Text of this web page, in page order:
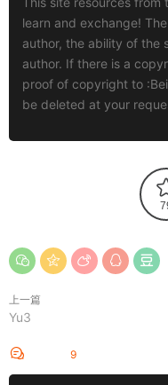
learn and exchange!
author, the ability of the
author. If there is a
proof of copyright to :
be deleted at your
上一篇
Yu3
9